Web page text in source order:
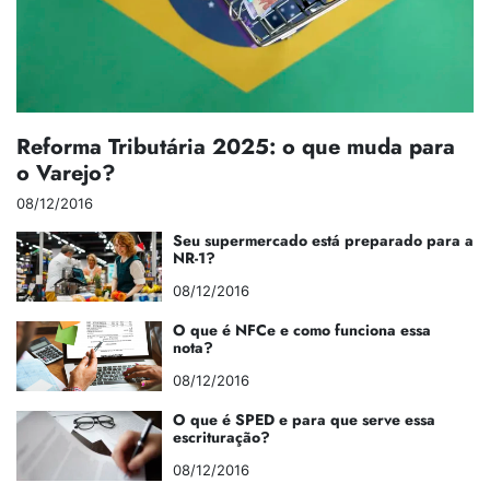
Reforma Tributária 2025: o que muda para
o Varejo?
08/12/2016
Seu supermercado está preparado para a
NR-1?
08/12/2016
O que é NFCe e como funciona essa
nota?
08/12/2016
O que é SPED e para que serve essa
escrituração?
08/12/2016